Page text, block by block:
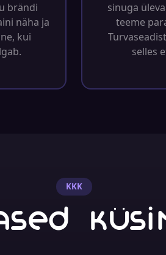
brändi
näha ja
kui
sinuga
teeme
selles
KKK